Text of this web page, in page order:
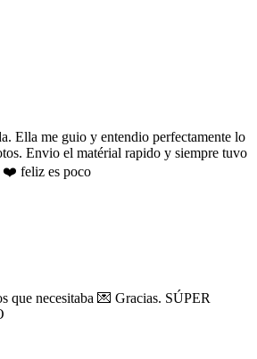
Ella me guio y entendio perfectamente lo
Envio el matérial rapido y siempre tuvo
❤️ feliz es poco
que necesitaba 💌 Gracias. SÚPER